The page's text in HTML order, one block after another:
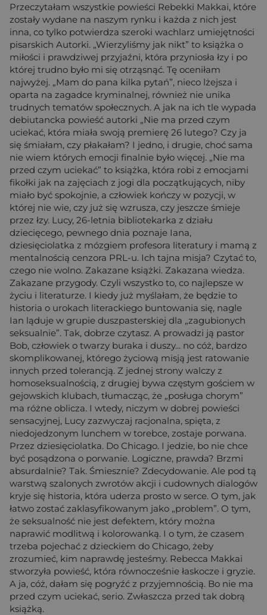
Przeczytałam wszystkie powieści Rebekki Makkai, które
zostały wydane na naszym rynku i każda z nich jest
inna, co tylko potwierdza szeroki wachlarz umiejętności
pisarskich Autorki. „Wierzyliśmy jak nikt” to książka o
miłości i prawdziwej przyjaźni, która przyniosła łzy i po
której trudno było mi się otrząsnąć. Tę oceniłam
najwyżej. „Mam do pana kilka pytań”, nieco lżejsza i
oparta na zagadce kryminalnej, również nie unika
trudnych tematów społecznych. A jak na ich tle wypada
debiutancka powieść autorki „Nie ma przed czym
uciekać, która miała swoją premierę 26 lutego? Czy ja
się śmiałam, czy płakałam? I jedno, i drugie, choć sama
nie wiem których emocji finalnie było więcej. „Nie ma
przed czym uciekać” to książka, która robi z emocjami
fikołki jak na zajęciach z jogi dla początkujących, niby
miało być spokojnie, a człowiek kończy w pozycji, w
której nie wie, czy już się wzrusza, czy jeszcze śmieje
przez łzy. Lucy, 26-letnia bibliotekarka z działu
dziecięcego, pewnego dnia poznaje Iana,
dziesięciolatka z mózgiem profesora literatury i mamą z
mentalnością cenzora PRL-u. Ich tajna misja? Czytać to,
czego nie wolno. Zakazane książki. Zakazana wiedza.
Zakazane przygody. Czyli wszystko to, co najlepsze w
życiu i literaturze. I kiedy już myślałam, że będzie to
historia o urokach literackiego buntowania się, nagle
Ian ląduje w grupie duszpasterskiej dla „zagubionych
seksualnie”. Tak, dobrze czytasz. A prowadzi ją pastor
Bob, człowiek o twarzy buraka i duszy... no cóż, bardzo
skomplikowanej, którego życiową misją jest ratowanie
innych przed tolerancją. Z jednej strony walczy z
homoseksualnością, z drugiej bywa częstym gościem w
gejowskich klubach, tłumacząc, że „posługa chorym”
ma różne oblicza. I wtedy, niczym w dobrej powieści
sensacyjnej, Lucy zazwyczaj racjonalna, spięta, z
niedojedzonym lunchem w torebce, zostaje porwana.
Przez dziesięciolatka. Do Chicago. I jedzie, bo nie chce
być posądzona o porwanie. Logiczne, prawda? Brzmi
absurdalnie? Tak. Śmiesznie? Zdecydowanie. Ale pod tą
warstwą szalonych zwrotów akcji i cudownych dialogów
kryje się historia, która uderza prosto w serce. O tym, jak
łatwo zostać zaklasyfikowanym jako „problem”. O tym,
że seksualność nie jest defektem, który można
naprawić modlitwą i kolorowanką. I o tym, że czasem
trzeba pojechać z dzieckiem do Chicago, żeby
zrozumieć, kim naprawdę jesteśmy. Rebecca Makkai
stworzyła powieść, która równocześnie łaskocze i gryzie.
A ja, cóż, dałam się pogryźć z przyjemnością. Bo nie ma
przed czym uciekać, serio. Zwłaszcza przed tak dobrą
książką.